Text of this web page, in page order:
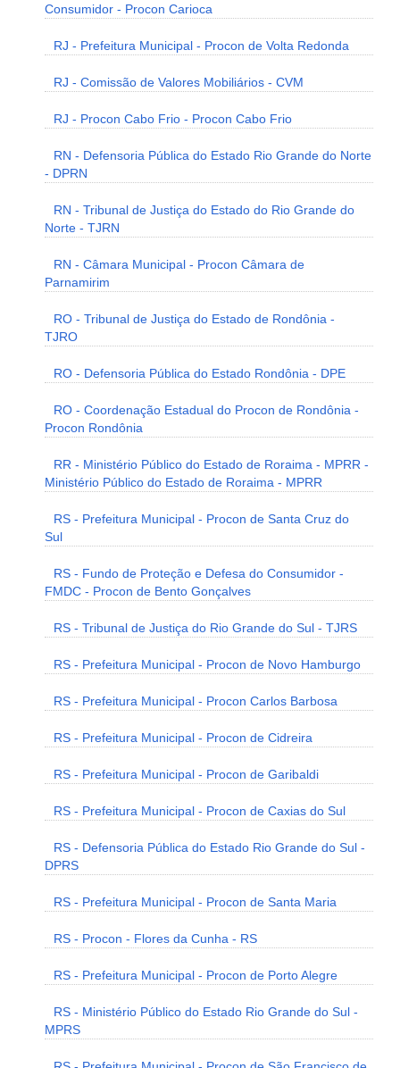
Consumidor - Procon Carioca
RJ - Prefeitura Municipal - Procon de Volta Redonda
RJ - Comissão de Valores Mobiliários - CVM
RJ - Procon Cabo Frio - Procon Cabo Frio
RN - Defensoria Pública do Estado Rio Grande do Norte
- DPRN
RN - Tribunal de Justiça do Estado do Rio Grande do
Norte - TJRN
RN - Câmara Municipal - Procon Câmara de
Parnamirim
RO - Tribunal de Justiça do Estado de Rondônia -
TJRO
RO - Defensoria Pública do Estado Rondônia - DPE
RO - Coordenação Estadual do Procon de Rondônia -
Procon Rondônia
RR - Ministério Público do Estado de Roraima - MPRR -
Ministério Público do Estado de Roraima - MPRR
RS - Prefeitura Municipal - Procon de Santa Cruz do
Sul
RS - Fundo de Proteção e Defesa do Consumidor -
FMDC - Procon de Bento Gonçalves
RS - Tribunal de Justiça do Rio Grande do Sul - TJRS
RS - Prefeitura Municipal - Procon de Novo Hamburgo
RS - Prefeitura Municipal - Procon Carlos Barbosa
RS - Prefeitura Municipal - Procon de Cidreira
RS - Prefeitura Municipal - Procon de Garibaldi
RS - Prefeitura Municipal - Procon de Caxias do Sul
RS - Defensoria Pública do Estado Rio Grande do Sul -
DPRS
RS - Prefeitura Municipal - Procon de Santa Maria
RS - Procon - Flores da Cunha - RS
RS - Prefeitura Municipal - Procon de Porto Alegre
RS - Ministério Público do Estado Rio Grande do Sul -
MPRS